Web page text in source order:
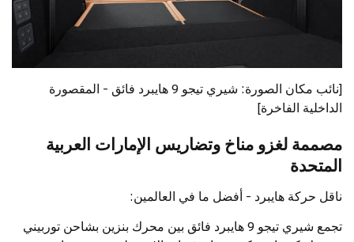
[نائب مكان الصورة: شيري تيجو 9 هايبرد فائق - المقصورة
الداخلية الفاخرة]
مصممة لغزو مناخ وتضاريس الإمارات العربية
المتحدة
ناقل حركة هايبرد - أفضل ما في العالمين:
تجمع شيري تيجو 9 هايبرد فائق بين محرك بنزين بشاحن توربيني